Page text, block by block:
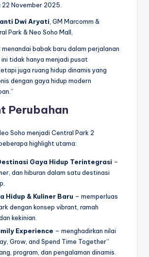
November 2025.
Dwi Aryati , GM Marcomm &
Park & Neo Soho Mall,
menandai babak baru dalam perjalanan
tidak hanya menjadi pusat
juga ruang hidup dinamis yang
dengan gaya hidup modern
Perubahan
Soho menjadi Central Park 2
highlight utama:
Gaya Hidup Terintegrasi –
dan hiburan dalam satu destinasi
Hidup & Kuliner Baru – memperluas
dengan konsep vibrant, ramah
kekinian.
Experience – menghadirkan nilai
Grow, and Spend Time Together”
program, dan pengalaman dinamis.